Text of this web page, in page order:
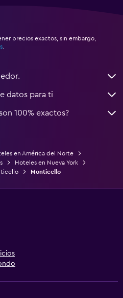
precios exactos, sin embargo,
datos para ti
100% exactos?
en América del Norte
Hoteles en Nueva York
Monticello